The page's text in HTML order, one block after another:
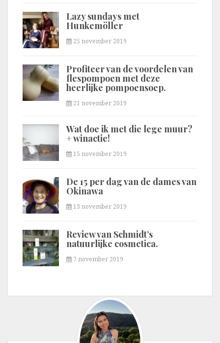
Lazy sundays met
Hunkemöller
25 november 2019
Profiteer van de voordelen van
flespompoen met deze
heerlijke pompoensoep.
21 november 2019
Wat doe ik met die lege muur?
+ winactie!
15 november 2019
De 15 per dag van de dames van
Okinawa
13 november 2019
Review van Schmidt’s
natuurlijke cosmetica.
7 november 2019